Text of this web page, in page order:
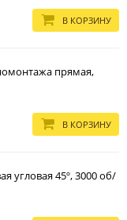
В КОРЗИНУ
прямая,
В КОРЗИНУ
угловая 45º, 3000 об/